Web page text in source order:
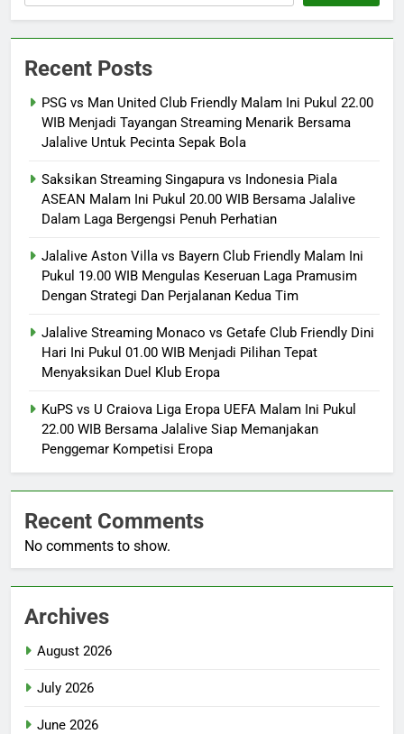
Recent Posts
PSG vs Man United Club Friendly Malam Ini Pukul 22.00
WIB Menjadi Tayangan Streaming Menarik Bersama
Jalalive Untuk Pecinta Sepak Bola
Saksikan Streaming Singapura vs Indonesia Piala
ASEAN Malam Ini Pukul 20.00 WIB Bersama Jalalive
Dalam Laga Bergengsi Penuh Perhatian
Jalalive Aston Villa vs Bayern Club Friendly Malam Ini
Pukul 19.00 WIB Mengulas Keseruan Laga Pramusim
Dengan Strategi Dan Perjalanan Kedua Tim
Jalalive Streaming Monaco vs Getafe Club Friendly Dini
Hari Ini Pukul 01.00 WIB Menjadi Pilihan Tepat
Menyaksikan Duel Klub Eropa
KuPS vs U Craiova Liga Eropa UEFA Malam Ini Pukul
22.00 WIB Bersama Jalalive Siap Memanjakan
Penggemar Kompetisi Eropa
Recent Comments
No comments to show.
Archives
August 2026
July 2026
June 2026